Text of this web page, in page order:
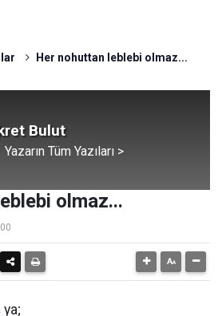
Her nohuttan leblebi olmaz...
Bulut
Yazarın Tüm Yazıları >
olmaz...